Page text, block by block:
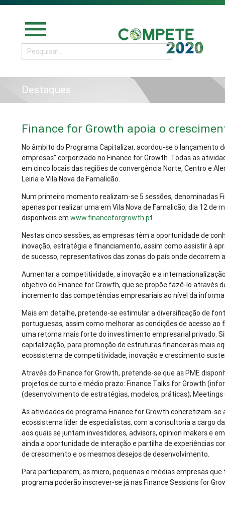
menu
Destaques
Finance for Growth apoia o
No âmbito do Programa Capitalizar, acordou-se o lançamento
empresas” corporizado no Finance for Growth. Todas as
em cinco locais das regiões de convergência Norte, Centro e
Leiria e Vila Nova de Famalicão.
Num primeiro momento realizam-se 5 sessões, denominadas
apenas por realizar uma em Vila Nova de Famalicão, dia 12 de
disponíveis emwww.financeforgrowth.pt.
Nestas cinco sessões, as empresas têm a oportunidade de
inovação, estratégia e financiamento, assim como assistir à
de sucesso, representativos das zonas do país onde decorrem
Aumentar a competitividade, a inovação e a
objetivo do Finance for Growth, que se propõe fazê-lo através
incremento das competências empresariais ao nível da
Mais em detalhe, pretende-se estimular a diversificação de
portuguesas, assim como melhorar as condições de acesso
uma retoma mais forte do investimento empresarial privado.
capitalização, para promoção de estruturas financeiras mais
ecossistema de competitividade, inovação e crescimento
Através do Finance for Growth, pretende-se que as PME
projetos de curto e médio prazo: Finance Talks for Growth
(desenvolvimento de estratégias, modelos, práticas);
As atividades do programa Finance for Growth concretizam-
ecossistema líder de especialistas, com a consultoria a cargo
aos quais se juntam investidores, advisors, opinion makers e
ainda a oportunidade de interação e partilha de experiências
de crescimento e os mesmos desejos de desenvolvimento.
Para participarem, as micro, pequenas e médias empresas
programa poderão inscrever-se já nas Finance Sessions for